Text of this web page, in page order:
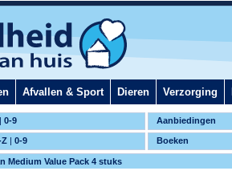
Afvallen & Sport Dieren Verzorging
Aanbiedingen
| 0-9
Boeken
Z | 0-9
Medium Value Pack 4 stuks